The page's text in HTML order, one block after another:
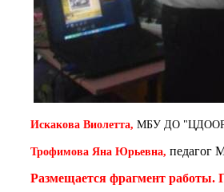
Искакова Виолетта, МБУ ДО
Трофимова Яна Юрьевна,
Размещается фрагмент работы.